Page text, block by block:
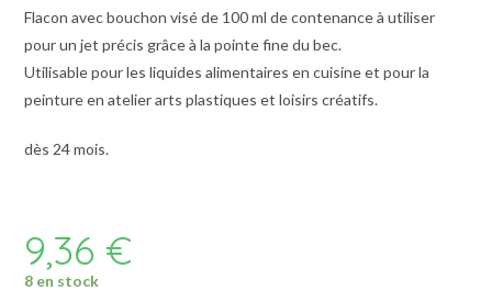
Flacon avec bouchon visé de 100 ml de contenance à utiliser
pour un jet précis grâce à la pointe fine du bec.
Utilisable pour les liquides alimentaires en cuisine et pour la
peinture en atelier arts plastiques et loisirs créatifs.
dès 24 mois.
9,36€
8 en stock